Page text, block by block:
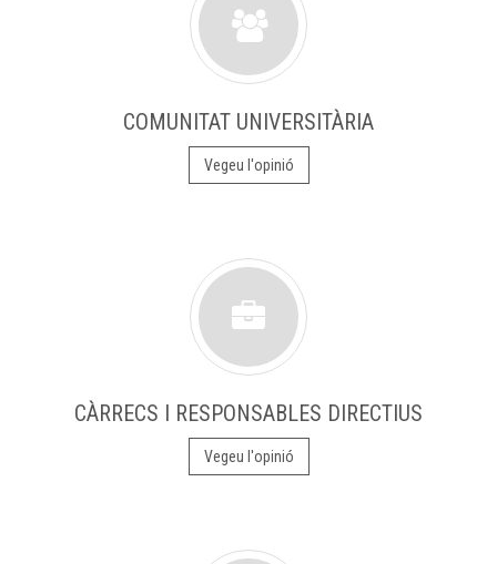
COMUNITAT UNIVERSITÀRIA
Vegeu l'opinió
CÀRRECS I RESPONSABLES DIRECTIUS
Vegeu l'opinió